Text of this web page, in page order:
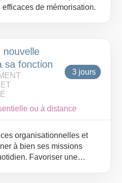
de mémorisation.
nouvelle
sa fonction
3 jours
ou à distance
organisationnelles et
à bien ses missions
Favoriser une